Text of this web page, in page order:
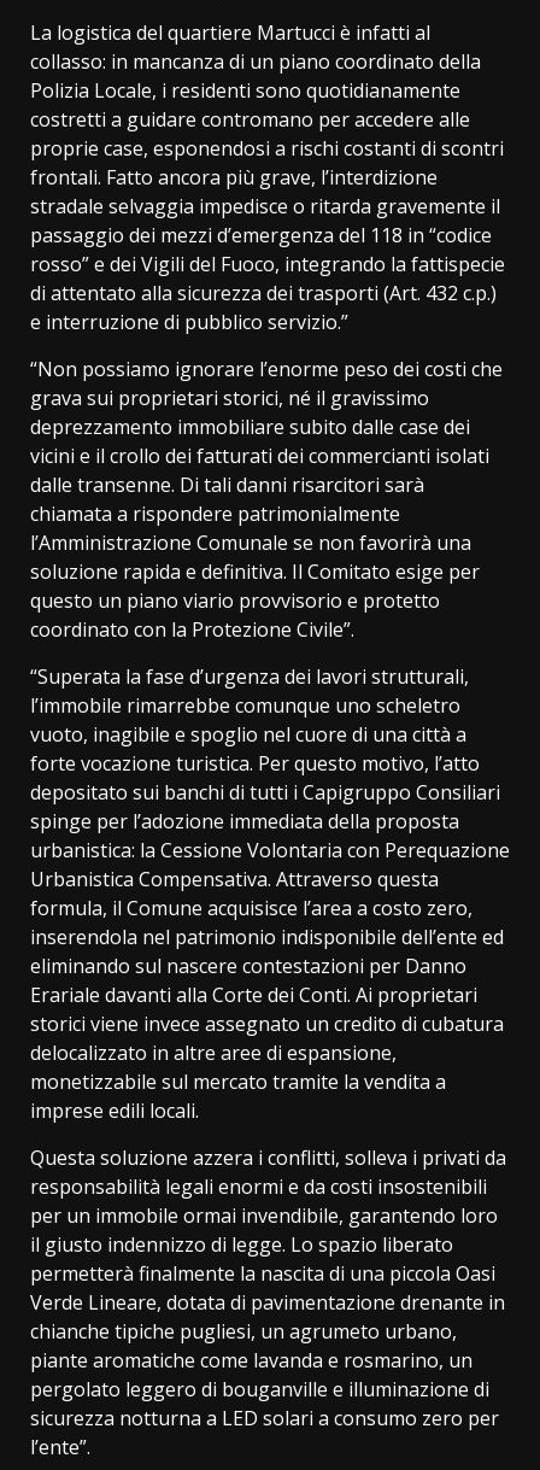
La logistica del quartiere Martucci è infatti al
collasso: in mancanza di un piano coordinato della
Polizia Locale, i residenti sono quotidianamente
costretti a guidare contromano per accedere alle
proprie case, esponendosi a rischi costanti di scontri
frontali. Fatto ancora più grave, l’interdizione
stradale selvaggia impedisce o ritarda gravemente il
passaggio dei mezzi d’emergenza del 118 in “codice
rosso” e dei Vigili del Fuoco, integrando la fattispecie
di attentato alla sicurezza dei trasporti (Art. 432 c.p.)
e interruzione di pubblico servizio.”
“Non possiamo ignorare l’enorme peso dei costi che
grava sui proprietari storici, né il gravissimo
deprezzamento immobiliare subito dalle case dei
vicini e il crollo dei fatturati dei commercianti isolati
dalle transenne. Di tali danni risarcitori sarà
chiamata a rispondere patrimonialmente
l’Amministrazione Comunale se non favorirà una
soluzione rapida e definitiva. Il Comitato esige per
questo un piano viario provvisorio e protetto
coordinato con la Protezione Civile”.
“Superata la fase d’urgenza dei lavori strutturali,
l’immobile rimarrebbe comunque uno scheletro
vuoto, inagibile e spoglio nel cuore di una città a
forte vocazione turistica. Per questo motivo, l’atto
depositato sui banchi di tutti i Capigruppo Consiliari
spinge per l’adozione immediata della proposta
urbanistica: la Cessione Volontaria con Perequazione
Urbanistica Compensativa. Attraverso questa
formula, il Comune acquisisce l’area a costo zero,
inserendola nel patrimonio indisponibile dell’ente ed
eliminando sul nascere contestazioni per Danno
Erariale davanti alla Corte dei Conti. Ai proprietari
storici viene invece assegnato un credito di cubatura
delocalizzato in altre aree di espansione,
monetizzabile sul mercato tramite la vendita a
imprese edili locali.
Questa soluzione azzera i conflitti, solleva i privati da
responsabilità legali enormi e da costi insostenibili
per un immobile ormai invendibile, garantendo loro
il giusto indennizzo di legge. Lo spazio liberato
permetterà finalmente la nascita di una piccola Oasi
Verde Lineare, dotata di pavimentazione drenante in
chianche tipiche pugliesi, un agrumeto urbano,
piante aromatiche come lavanda e rosmarino, un
pergolato leggero di bouganville e illuminazione di
sicurezza notturna a LED solari a consumo zero per
l’ente”.